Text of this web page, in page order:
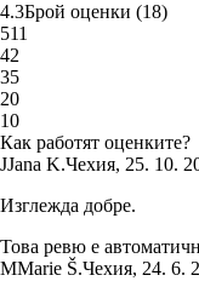
4.3Брой оценки (18)
511
42
35
20
10
Как работят оценките?
JJana K.Чехия, 25. 10.
Изглежда добре.
Това ревю е
MMarie Š.Чехия, 24. 6.